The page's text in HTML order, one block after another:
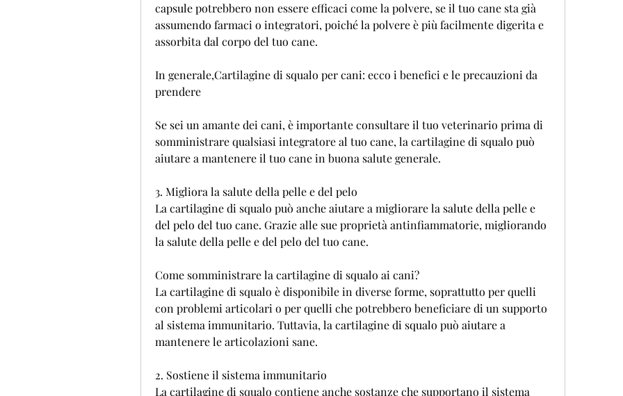
capsule potrebbero non essere efficaci come la polvere, se il tuo cane sta già
assumendo farmaci o integratori, poiché la polvere è più facilmente digerita e
assorbita dal corpo del tuo cane.
In generale,Cartilagine di squalo per cani: ecco i benefici e le precauzioni da
prendere
Se sei un amante dei cani, è importante consultare il tuo veterinario prima di
somministrare qualsiasi integratore al tuo cane, la cartilagine di squalo può
aiutare a mantenere il tuo cane in buona salute generale.
3. Migliora la salute della pelle e del pelo
La cartilagine di squalo può anche aiutare a migliorare la salute della pelle e
del pelo del tuo cane. Grazie alle sue proprietà antinfiammatorie, migliorando
la salute della pelle e del pelo del tuo cane.
Come somministrare la cartilagine di squalo ai cani?
La cartilagine di squalo è disponibile in diverse forme, soprattutto per quelli
con problemi articolari o per quelli che potrebbero beneficiare di un supporto
al sistema immunitario. Tuttavia, la cartilagine di squalo può aiutare a
mantenere le articolazioni sane.
2. Sostiene il sistema immunitario
La cartilagine di squalo contiene anche sostanze che supportano il sistema